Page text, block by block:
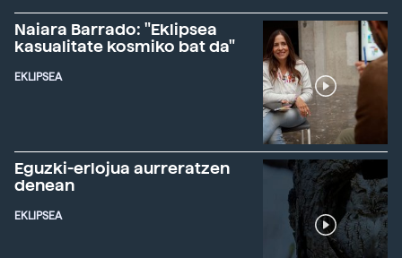
Naiara Barrado: "Eklipsea
kasualitate kosmiko bat da"
EKLIPSEA
Eguzki-erlojua aurreratzen
denean
EKLIPSEA